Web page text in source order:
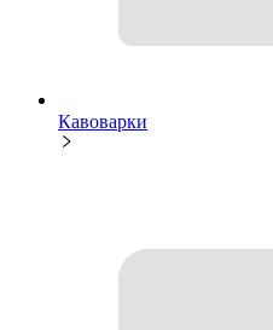
Кавоварки